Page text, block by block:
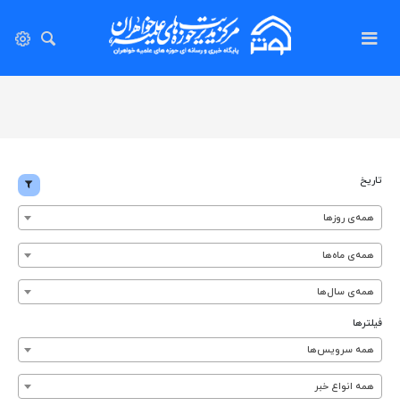
تاریخ
همه‌ی روزها
همه‌ی ماه‌ها
همه‌ی سال‌ها
فیلترها
همه سرویس‌ها
همه انواع خبر